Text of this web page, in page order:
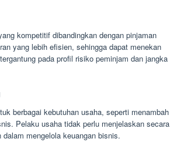
kompetitif dibandingkan dengan pinjaman
yang lebih efisien, sehingga dapat menekan
pada profil risiko peminjam dan jangka
berbagai kebutuhan usaha, seperti menambah
Pelaku usaha tidak perlu menjelaskan secara
mengelola keuangan bisnis.